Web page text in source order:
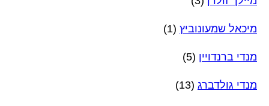
מיכאל שמעונוביץ (1)
מנדי ברנדויין (5)
מנדי גולדברג (13)